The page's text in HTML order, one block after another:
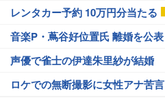
レンタカー予約 10万円分当たる
音楽P・蔦谷好位置氏 離婚を公表
声優で雀士の伊達朱里紗が結婚
ロケでの無断撮影に女性アナ苦言